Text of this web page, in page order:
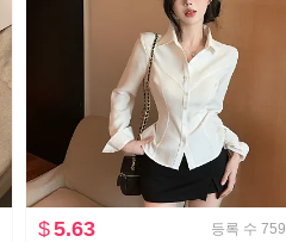
$5.63 등록 수 759